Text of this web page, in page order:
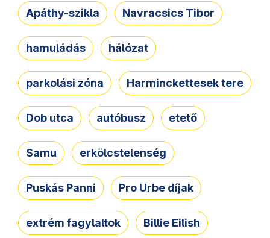
Apáthy-szikla Navracsics Tibor
hamuládás hálózat
parkolási zóna Harminckettesek tere
Dob utca autóbusz etető
Samu erkölcstelenség
Puskás Panni Pro Urbe díjak
extrém fagylaltok Billie Eilish